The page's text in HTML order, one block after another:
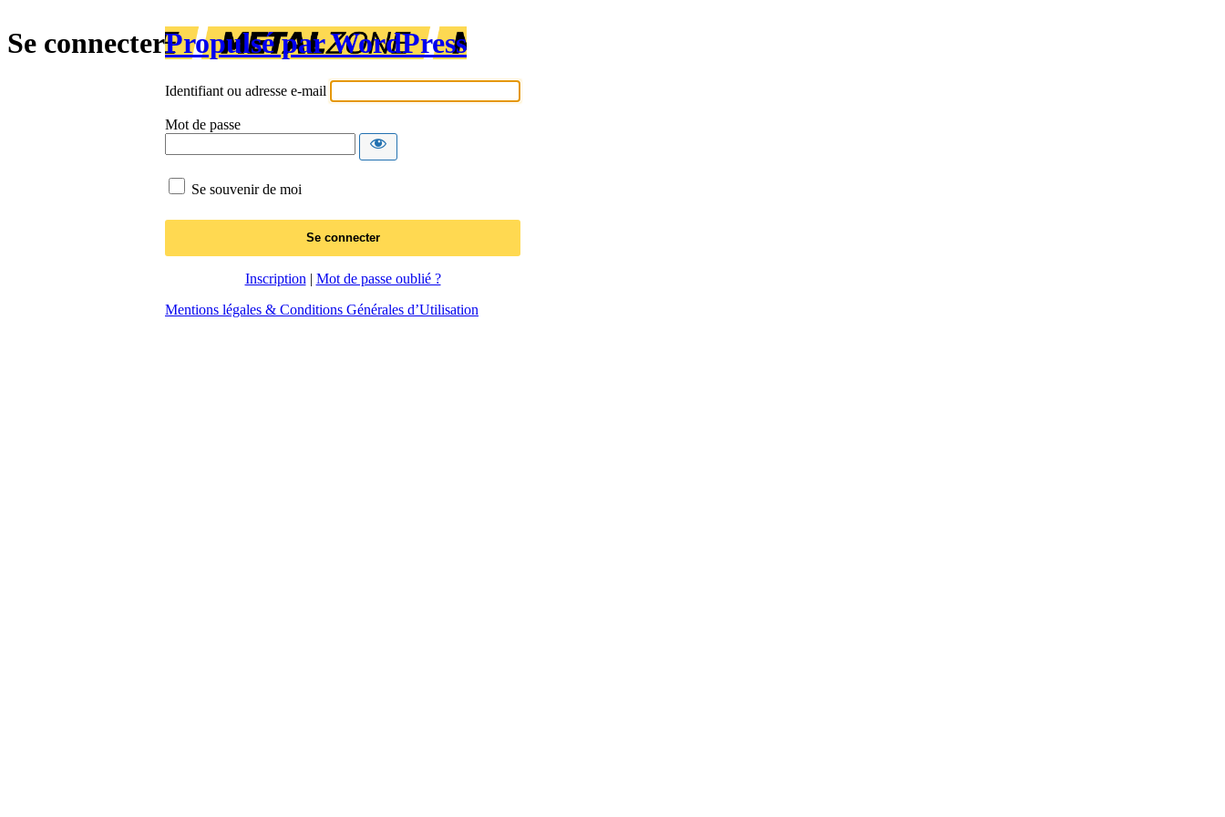
Se connecterPropulsé par WordPress
Identifiant ou adresse e-mail
Mot de passe
Se souvenir de moi
Inscription | Mot de passe oublié ?
Mentions légales & Conditions Générales d’Utilisation